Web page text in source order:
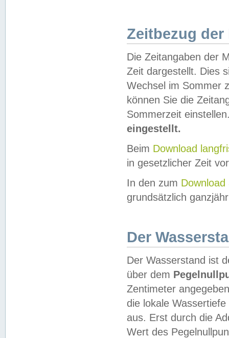
Zeitbezug der
Die Zeitangaben der
Zeit dargestellt. Dies
Wechsel im Sommer
können Sie die
Sommerzeit
eingestellt.
Beim Download
in gesetzlicher Zeit
In den zum Download
grundsätzlich
Der
Der Wasserstand ist
über dem
Zentimeter
die lokale
aus. Erst durch die
Wert des